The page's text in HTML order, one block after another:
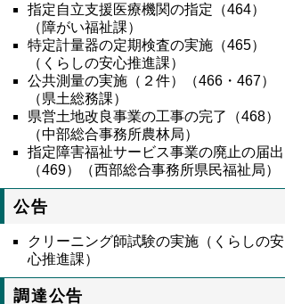
指定自立支援医療機関の指定（464）
（障がい福祉課）
特定計量器の定期検査の実施（465）
（くらしの安心推進課）
公共測量の実施（２件）（466 ・467）
（県土総務課）
県営土地改良事業の工事の完了（468）
（中部総合事務所農林局）
指定障害福祉サービス事業の廃止の届出
（469）（西部総合事務所県民福祉局）
公告
クリーニング師試験の実施（くらしの安
心推進課）
調達公告